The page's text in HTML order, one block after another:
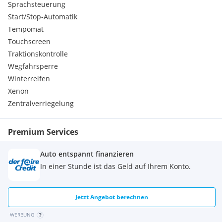
Beschreibungen. Sie stellen keine zugesicherten
Eigenschaften dar.
Sonderausstattungen:
BOSE Surround Sound-System
CD-/DVD-Wechsler, sechsfach
Zusätzliche Türeinstiegsblenden aus Aluminium gebürstet
Serienausstattungen:
Komfortsitze vorn
Uni-Lackierung
Seitenaufprallschutz in den Türen
Porsche Active Suspension Management (PASM)
Reifendichtmittel und elektrischer Kompressor
Porsche Traction Management (PTM)
''PORSCHE'' Schriftzug und Modellbezeichnung auf
Heckklappe in Chrom-Optik
4 Steckdosen (12 Volt)
Sprachsteuerung
Start/Stop-Automatik
Tempomat
Touchscreen
Traktionskontrolle
Wegfahrsperre
Winterreifen
Xenon
Zentralverriegelung
Premium Services
Auto entspannt finanzieren
In einer Stunde ist das Geld auf Ihrem Konto.
Jetzt Angebot berechnen
WERBUNG